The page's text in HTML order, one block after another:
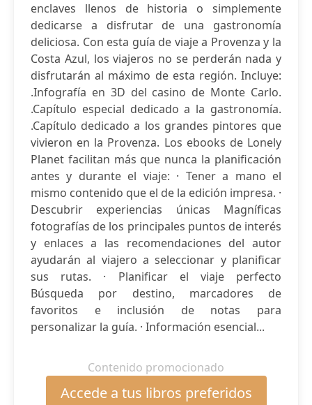
enclaves llenos de historia o simplemente
dedicarse a disfrutar de una gastronomía
deliciosa. Con esta guía de viaje a Provenza y la
Costa Azul, los viajeros no se perderán nada y
disfrutarán al máximo de esta región. Incluye:
.Infografía en 3D del casino de Monte Carlo.
.Capítulo especial dedicado a la gastronomía.
.Capítulo dedicado a los grandes pintores que
vivieron en la Provenza. Los ebooks de Lonely
Planet facilitan más que nunca la planificación
antes y durante el viaje: · Tener a mano el
mismo contenido que el de la edición impresa. ·
Descubrir experiencias únicas Magníficas
fotografías de los principales puntos de interés
y enlaces a las recomendaciones del autor
ayudarán al viajero a seleccionar y planificar
sus rutas. · Planificar el viaje perfecto
Búsqueda por destino, marcadores de
favoritos e inclusión de notas para
personalizar la guía. · Información esencial...
Contenido promocionado
Accede a tus libros preferidos